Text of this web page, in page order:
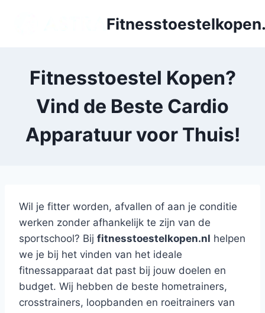
Fitnesstoestel Kopen?
Vind de Beste Cardio
Apparatuur voor Thuis!
Wil je fitter worden, afvallen of aan je conditie
werken zonder afhankelijk te zijn van de
sportschool? Bij fitnesstoestelkopen.nl helpen
we je bij het vinden van het ideale
fitnessapparaat dat past bij jouw doelen en
budget. Wij hebben de beste hometrainers,
crosstrainers, loopbanden en roeitrainers van